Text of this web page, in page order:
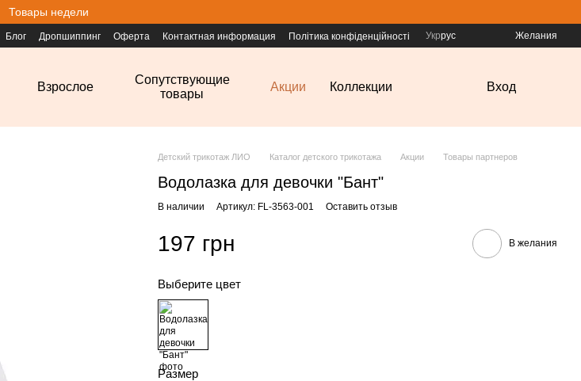
Товары недели
Блог Дропшиппинг Оферта Контактная информация Політика конфіденційності Укррус Желания
Взрослое
Сопутствующие
товары
Акции Коллекции Вход
Детский трикотаж ЛИО Каталог детского трикотажа Акции Товары партнеров
Водолазка для девочки "Бант"
В наличии Артикул: FL-3563-001 Оставить отзыв
197 грн В желания
Выберите цвет
Размер